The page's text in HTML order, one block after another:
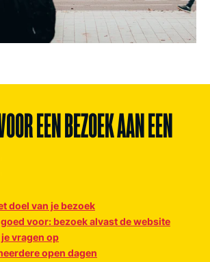
EEN BEZOEK AAN EEN
doel van je bezoek
voor: bezoek alvast de website
vragen op
open dagen